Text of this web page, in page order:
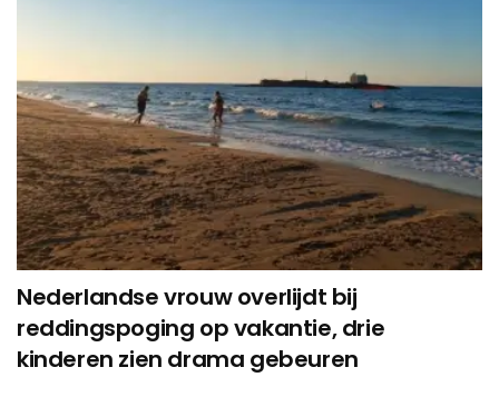
Nederlandse vrouw overlijdt bij
reddingspoging op vakantie, drie
kinderen zien drama gebeuren